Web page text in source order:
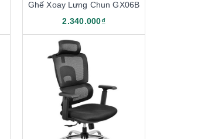
Ghế Xoay Lưng Chun GX06B
2.340.000₫